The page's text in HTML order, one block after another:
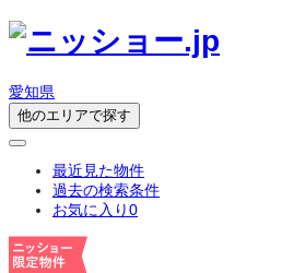
愛知県
他のエリアで探す
最近見た物件
過去の検索条件
お気に入り0